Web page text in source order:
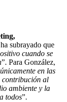
subrayado que
cuando se
”. Para González,
en las
contribución al
ambiente y la
todos”.